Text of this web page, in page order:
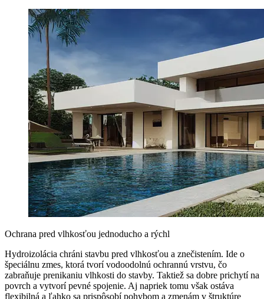
Ochrana pred vlhkosťou jednoducho a rýchl
Hydroizolácia chráni stavbu pred vlhkosťou a znečistením. Ide o
špeciálnu zmes, ktorá tvorí vodoodolnú ochrannú vrstvu, čo
zabraňuje prenikaniu vlhkosti do stavby. Taktiež sa dobre prichytí na
povrch a vytvorí pevné spojenie. Aj napriek tomu však ostáva
flexibilná a ľahko sa prispôsobí pohybom a zmenám v štruktúre